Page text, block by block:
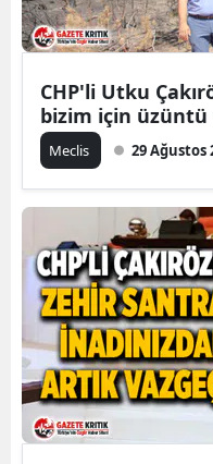
CHP'li Utku
bizim için üzüntü
Meclis 29 Ağustos